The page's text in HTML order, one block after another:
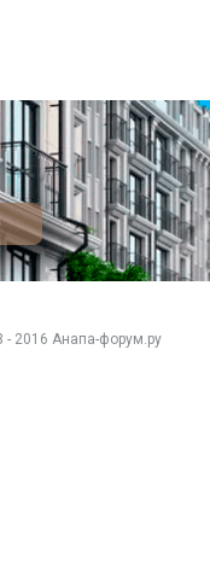
- 2016 Анапа-форум.ру